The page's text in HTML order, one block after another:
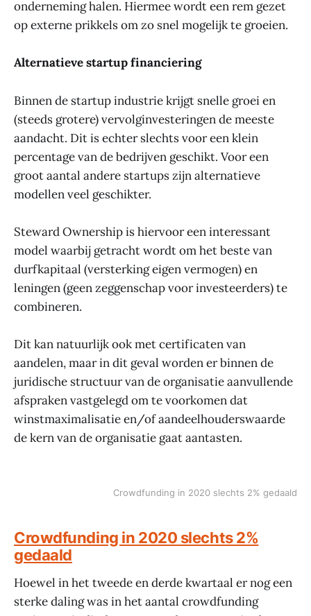
onderneming halen. Hiermee wordt een rem gezet
op externe prikkels om zo snel mogelijk te groeien.
Alternatieve startup financiering
Binnen de startup industrie krijgt snelle groei en
(steeds grotere) vervolginvesteringen de meeste
aandacht. Dit is echter slechts voor een klein
percentage van de bedrijven geschikt. Voor een
groot aantal andere startups zijn alternatieve
modellen veel geschikter.
Steward Ownership is hiervoor een interessant
model waarbij getracht wordt om het beste van
durfkapitaal (versterking eigen vermogen) en
leningen (geen zeggenschap voor investeerders) te
combineren.
Dit kan natuurlijk ook met certificaten van
aandelen, maar in dit geval worden er binnen de
juridische structuur van de organisatie aanvullende
afspraken vastgelegd om te voorkomen dat
winstmaximalisatie en/of aandeelhouderswaarde
de kern van de organisatie gaat aantasten.
Crowdfunding in 2020 slechts 2% gedaald
Crowdfunding in 2020 slechts 2%
gedaald
Hoewel in het tweede en derde kwartaal er nog een
sterke daling was in het aantal crowdfunding